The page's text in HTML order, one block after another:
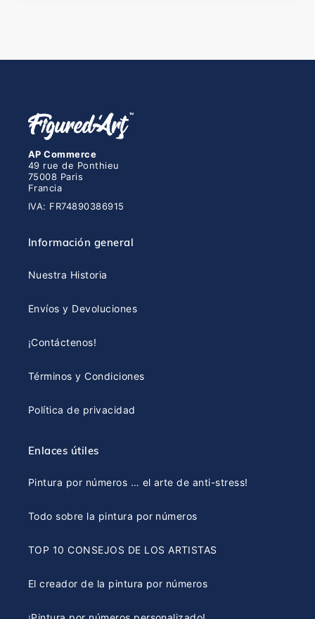
AP Commerce
49 rue de Ponthieu
75008 Paris
Francia
IVA: FR74890386915
Información general
Nuestra Historia
Envíos y Devoluciones
¡Contáctenos!
Términos y Condiciones
Política de privacidad
Enlaces útiles
Pintura por números … el arte de anti-stress!
Todo sobre la pintura por números
TOP 10 CONSEJOS DE LOS ARTISTAS
El creador de la pintura por números